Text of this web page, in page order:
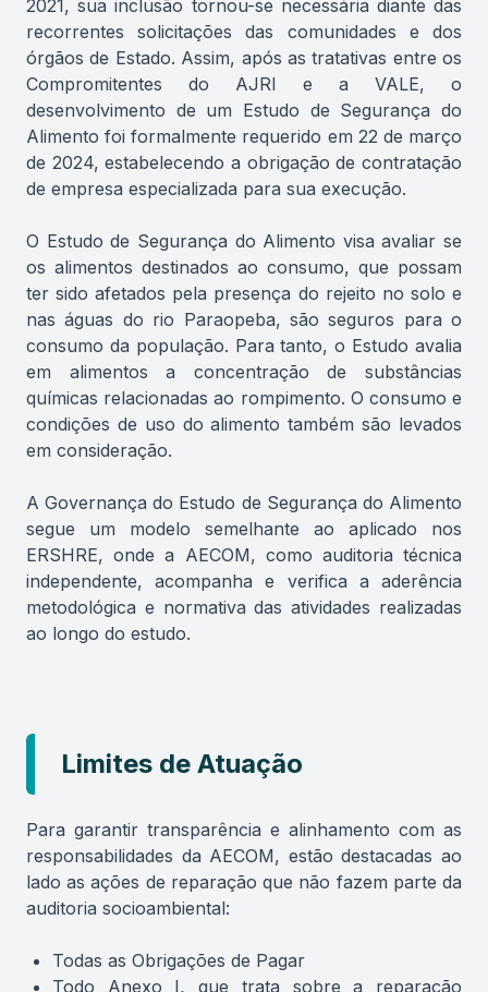
2021, sua inclusão tornou-se necessária diante das
recorrentes solicitações das comunidades e dos
órgãos de Estado. Assim, após as tratativas entre os
Compromitentes do AJRI e a VALE, o
desenvolvimento de um Estudo de Segurança do
Alimento foi formalmente requerido em 22 de março
de 2024, estabelecendo a obrigação de contratação
de empresa especializada para sua execução.
O Estudo de Segurança do Alimento visa avaliar se
os alimentos destinados ao consumo, que possam
ter sido afetados pela presença do rejeito no solo e
nas águas do rio Paraopeba, são seguros para o
consumo da população. Para tanto, o Estudo avalia
em alimentos a concentração de substâncias
químicas relacionadas ao rompimento. O consumo e
condições de uso do alimento também são levados
em consideração.
A Governança do Estudo de Segurança do Alimento
segue um modelo semelhante ao aplicado nos
ERSHRE, onde a AECOM, como auditoria técnica
independente, acompanha e verifica a aderência
metodológica e normativa das atividades realizadas
ao longo do estudo.
Limites de Atuação
Para garantir transparência e alinhamento com as
responsabilidades da AECOM, estão destacadas ao
lado as ações de reparação que não fazem parte da
auditoria socioambiental:
Todas as Obrigações de Pagar
Todo Anexo I, que trata sobre a reparação